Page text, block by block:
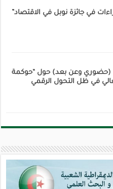
في جائزة نوبل في الاقتصاد”
(حضوري وعن بعد) حول “حوكمة
في ظل التحول الرقمي